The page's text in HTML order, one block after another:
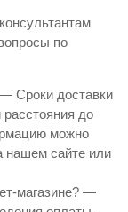
по
Сроки доставки
до
можно
нашем сайте или
магазине? —